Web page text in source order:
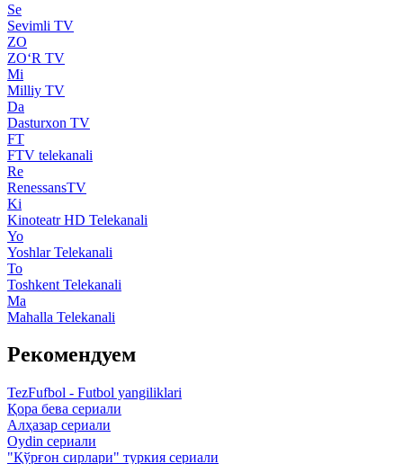
Se
Sevimli TV
ZO
ZO‘R TV
Mi
Milliy TV
Da
Dasturxon TV
FT
FTV telekanali
Re
RenessansTV
Ki
Kinoteatr HD Telekanali
Yo
Yoshlar Telekanali
To
Toshkent Telekanali
Ma
Mahalla Telekanali
Рекомендуем
TezFufbol - Futbol yangiliklari
Қора бева сериали
Алҳазар сериали
Oydin сериали
"Қўрғон сирлари" туркия сериали